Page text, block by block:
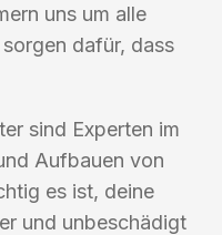
uns um alle
dafür, dass
sind Experten im
Aufbauen von
es ist, deine
und unbeschädigt